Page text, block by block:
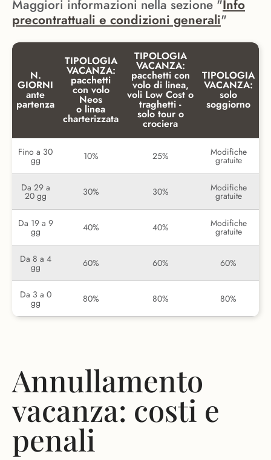
Maggiori informazioni nella sezione "Info
precontrattuali e condizioni generali"
N.
GIORNI
ante
partenza
TIPOLOGIA
VACANZA:
pacchetti
con volo
Neos
o linea
charterizzata
TIPOLOGIA
VACANZA:
pacchetti con
volo di linea,
voli Low Cost o
traghetti -
solo tour o
crociera
TIPOLOGIA
VACANZA:
solo
soggiorno
Fino a 30
gg 10% 25% Modifiche
gratuite
Da 29 a
20 gg 30% 30% Modifiche
gratuite
Da 19 a 9
gg 40% 40% Modifiche
gratuite
Da 8 a 4
gg 60% 60% 60%
Da 3 a 0
gg 80% 80% 80%
Annullamento
vacanza: costi e
penali